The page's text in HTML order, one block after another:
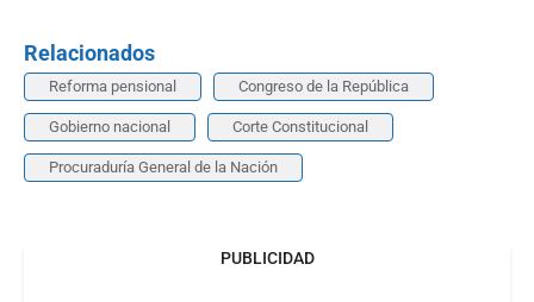
Relacionados
Reforma pensional Congreso de la República
Gobierno nacional Corte Constitucional
Procuraduría General de la Nación
PUBLICIDAD